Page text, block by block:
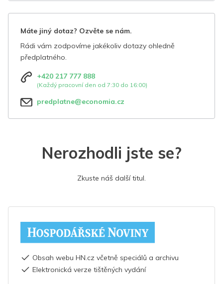
Máte jiný dotaz? Ozvěte se nám.
Rádi vám zodpovíme jakékoliv dotazy ohledně
předplatného.
+420 217 777 888
(Každý pracovní den od 7:30 do 16:00)
predplatne@economia.cz
Nerozhodli jste se?
Zkuste náš další titul.
Obsah webu HN.cz včetně speciálů a archivu
Elektronická verze tištěných vydání